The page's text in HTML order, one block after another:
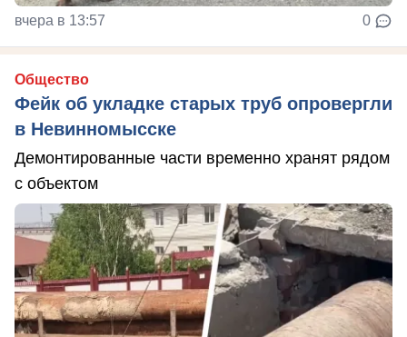
вчера в 13:57 0
Общество
Фейк об укладке старых труб опровергли
в Невинномысске
Демонтированные части временно хранят рядом
с объектом